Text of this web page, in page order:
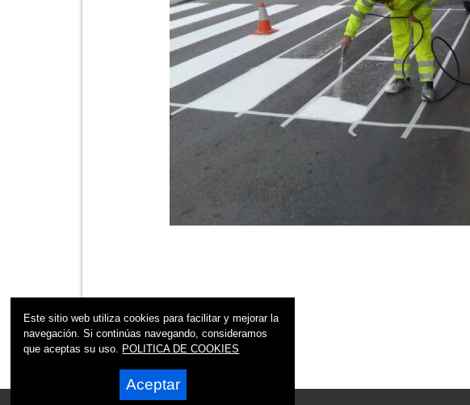
Este sitio web utiliza cookies para facilitar y mejorar la
navegación. Si continúas navegando, consideramos
que aceptas su uso. POLITICA DE COOKIES
Aceptar